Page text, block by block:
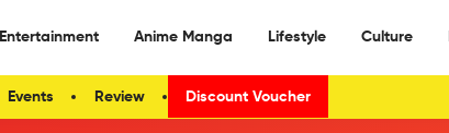
Entertainment Anime Manga Lifestyle Culture
Events Review Discount Voucher